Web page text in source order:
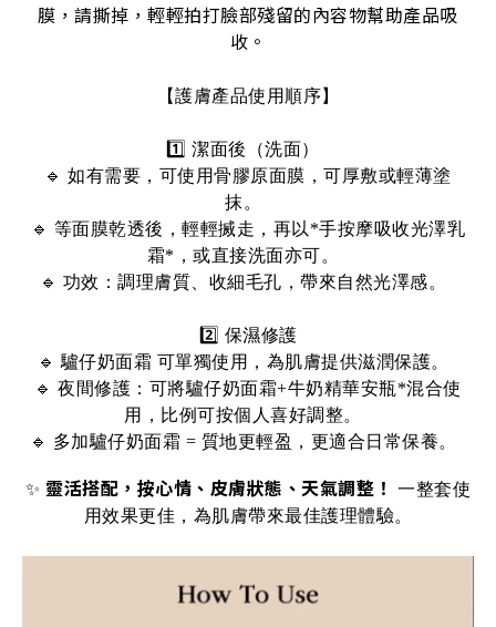
膜，請撕掉，輕輕拍打臉部殘留的內容物幫助產品吸
收。
【護膚產品使用順序】
1️⃣ 潔面後（洗面）
🔹 如有需要，可使用骨膠原面膜，可厚敷或輕薄塗
抹。
🔹 等面膜乾透後，輕輕搣走，再以*手按摩吸收光澤乳
霜*，或直接洗面亦可。
🔹 功效：調理膚質、收細毛孔，帶來自然光澤感。
2️⃣ 保濕修護
🔹 驢仔奶面霜 可單獨使用，為肌膚提供滋潤保護。
🔹 夜間修護：可將驢仔奶面霜+牛奶精華安瓶*混合使
用，比例可按個人喜好調整。
🔹 多加驢仔奶面霜 = 質地更輕盈，更適合日常保養。
✨ 靈活搭配，按心情、皮膚狀態、天氣調整！
一整套使
用效果更佳，為肌膚帶來最佳護理體驗。